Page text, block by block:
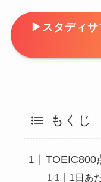
▶スタディサ
もくじ
TOEIC800
1日あ